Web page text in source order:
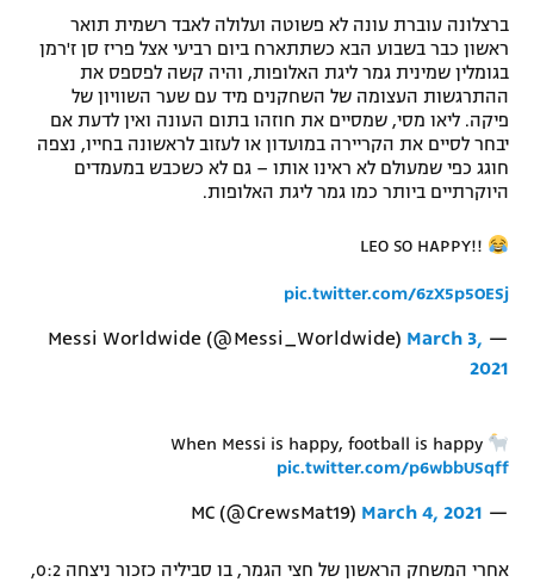
מדיניות פרטיות
תקנון פעילות ספורט 1
לוח דרושים – ג'ובנט
המגזין
אומנויות לחימה
גיימינג E-Sports
ברצלונה עוברת עונה לא פשוטה ועלולה לאבד רשמית תואר
ראשון כבר בשבוע הבא כשתתארח ביום רביעי אצל פריז סן ז'רמן
בגומלין שמינית גמר ליגת האלופות, והיה קשה לפספס את
ההתרגשות העצומה של השחקנים מיד עם שער השוויון של
פיקה. ליאו מסי, שמסיים את חוזהו בתום העונה ואין לדעת אם
יבחר לסיים את הקריירה במועדון או לעזוב לראשונה בחייו, נצפה
חוגג כפי שמעולם לא ראינו אותו – גם לא כשכבש במעמדים
היוקרתיים ביותר כמו גמר ליגת האלופות.
LEO SO HAPPY!!
pic.twitter.com/6zX5p5OESj
— Messi Worldwide (@Messi_Worldwide)
March 3,
2021
When Messi is happy, football is happy
pic.twitter.com/p6wbbUSqff
— MC (@CrewsMat19)
March 4, 2021
אחרי המשחק הראשון של חצי הגמר, בו סביליה כזכור ניצחה 0:2,